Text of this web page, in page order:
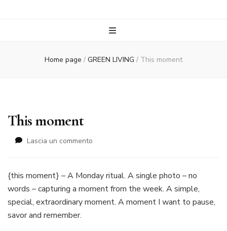
Home page / GREEN LIVING / This moment
This moment
Lascia un commento
{this moment} – A Monday ritual. A single photo – no
words – capturing a moment from the week. A simple,
special, extraordinary moment. A moment I want to pause,
savor and remember.